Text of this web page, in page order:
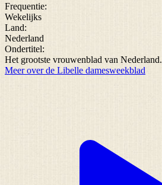
Frequentie:
Wekelijks
Land:
Nederland
Ondertitel:
Het grootste vrouwenblad van Nederland.
Meer over de Libelle damesweekblad